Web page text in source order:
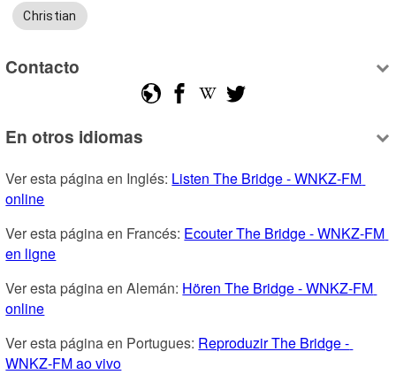
Christian
Contacto
En otros idiomas
Ver esta página en Inglés: Listen The Bridge - WNKZ-FM
online
Ver esta página en Francés: Ecouter The Bridge - WNKZ-FM
en ligne
Ver esta página en Alemán: Hören The Bridge - WNKZ-FM
online
Ver esta página en Portugues: Reproduzir The Bridge -
WNKZ-FM ao vivo